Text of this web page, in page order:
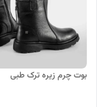
بوت چرم زیره ترک طبی